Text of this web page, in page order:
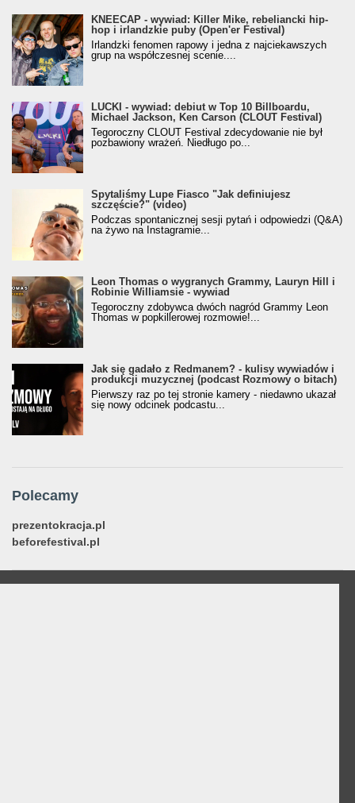
KNEECAP - wywiad: Killer Mike, rebeliancki hip-
hop i irlandzkie puby (Open'er Festival)
Irlandzki fenomen rapowy i jedna z najciekawszych
grup na współczesnej scenie....
LUCKI - wywiad: debiut w Top 10 Billboardu,
Michael Jackson, Ken Carson (CLOUT Festival)
Tegoroczny CLOUT Festival zdecydowanie nie był
pozbawiony wrażeń. Niedługo po...
Spytaliśmy Lupe Fiasco "Jak definiujesz
szczęście?" (video)
Podczas spontanicznej sesji pytań i odpowiedzi (Q&A)
na żywo na Instagramie...
Leon Thomas o wygranych Grammy, Lauryn Hill i
Robinie Williamsie - wywiad
Tegoroczny zdobywca dwóch nagród Grammy Leon
Thomas w popkillerowej rozmowie!...
Jak się gadało z Redmanem? - kulisy wywiadów i
produkcji muzycznej (podcast Rozmowy o bitach)
Pierwszy raz po tej stronie kamery - niedawno ukazał
się nowy odcinek podcastu...
Polecamy
prezentokracja.pl
beforefestival.pl